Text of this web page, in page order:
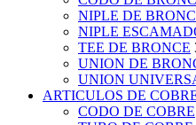
NIPLE DE
NIPLE
TEE DE BRONCE
UNION DE
UNION
ARTICULOS DE
CODO DE COBRE